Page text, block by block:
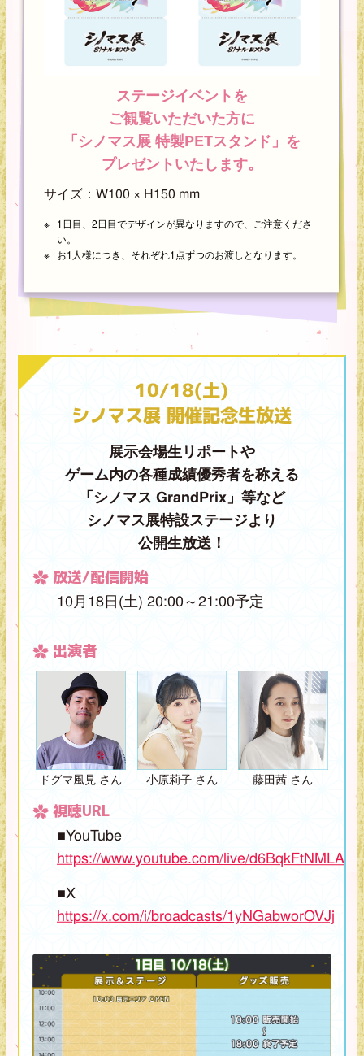
ステージイベントを
ご観覧いただいた方に
「シノマス展 特製PETスタンド」を
プレゼントいたします。
サイズ：W100 × H150 mm
1日目、2日目でデザインが異なりますので、ご注意くださ
い。
お1人様につき、それぞれ1点ずつのお渡しとなります。
10/18(土)
シノマス展 開催記念生放送
展示会場生リポートや
ゲーム内の各種成績優秀者を称える
「シノマス GrandPrix」等など
シノマス展特設ステージより
公開生放送！
放送/配信開始
10月18日(土) 20:00～21:00予定
出演者
ドグマ風見 さん 小原莉子 さん 藤田茜 さん
視聴URL
■YouTube
https://www.youtube.com/live/d6BqkFtNMLA
■X
https://x.com/i/broadcasts/1yNGabworOVJj